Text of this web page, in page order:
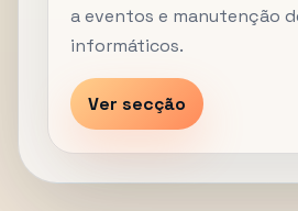
a eventos e manutenção
informáticos.
Ver secção